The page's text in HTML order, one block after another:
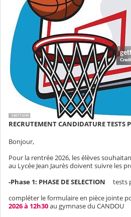
RECRUTEMENT CANDIDATURE TESTS
Bonjour,
Pour la rentrée 2026, les élèves
au Lycée Jean Jaurès doivent suivre les
-Phase 1: PHASE DE SELECTION tests
compléter le formulaire en pièce jointe
2026 à 12h30au gymnase du CANDOU